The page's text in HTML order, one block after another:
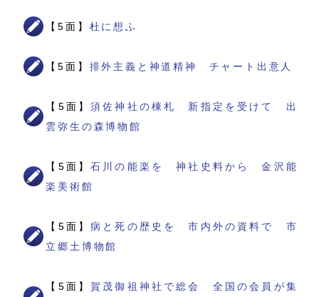
【5面】 杜に想ふ
【5面】 排外主義と神道精神 チャート出意人
【5面】須佐神社の棟札 新指定を受けて 出
雲弥生の森博物館
【5面】石川の能楽を 神社史料から 金沢能
楽美術館
【5面】病と死の歴史を 市内外の資料で 市
立郷土博物館
【5面】賀茂御祖神社で総会 全国の会員が集